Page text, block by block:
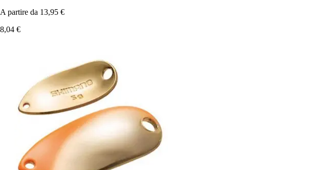
A partire da 13,95 €
8,04 €